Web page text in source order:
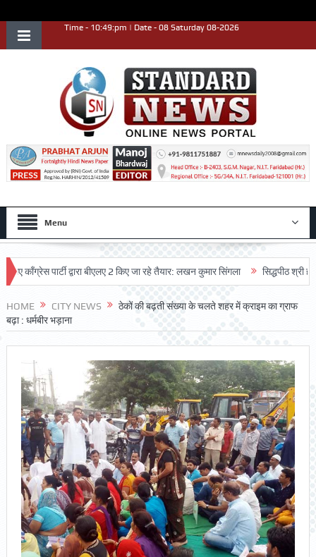
Time - 10:49:pm | Date - 08 Saturday 08-2026
Menu
पार्टी द्वारा बीएलए 2 किए जा रहे तैयार: लखन कुमार सिंगला सिद्धपीठ श्री हनुमान
HOME CITY NEWS
ठेकों की बढ़ती संख्या के चलते शहर में क्राइम का ग्राफ
बढ़ा : धर्मबीर भड़ाना